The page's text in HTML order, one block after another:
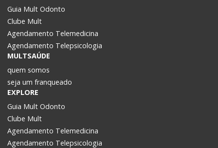
Guia Mult Odonto
Clube Mult
Agendamento Telemedicina
Agendamento Telepsicologia
MULTSAÚDE
quem somos
seja um franqueado
EXPLORE
Guia Mult Odonto
Clube Mult
Agendamento Telemedicina
Agendamento Telepsicologia